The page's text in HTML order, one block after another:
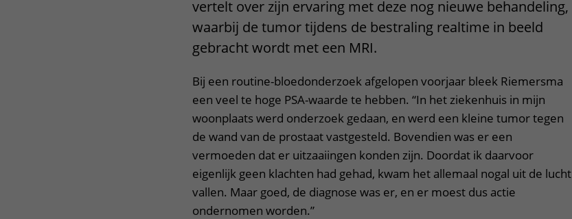
vertelt over zijn ervaring met deze nog nieuwe behandeling,
waarbij de tumor tijdens de bestraling realtime in beeld
gebracht wordt met een MRI.
Bij een routine-bloedonderzoek afgelopen voorjaar bleek Riemersma
een veel te hoge PSA-waarde te hebben. “In het ziekenhuis in mijn
woonplaats werd onderzoek gedaan, en werd een kleine tumor tegen
de wand van de prostaat vastgesteld. Bovendien was er een
vermoeden dat er uitzaaiingen konden zijn. Doordat ik daarvoor
eigenlijk geen klachten had gehad, kwam het allemaal nogal uit de lucht
vallen. Maar goed, de diagnose was er, en er moest dus actie
ondernomen worden.”